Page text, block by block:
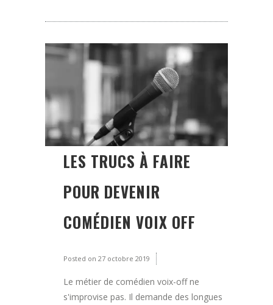
LES TRUCS À FAIRE
POUR DEVENIR
COMÉDIEN VOIX OFF
Posted on 27 octobre 2019
Le métier de comédien voix-off ne
s'improvise pas. Il demande des longues